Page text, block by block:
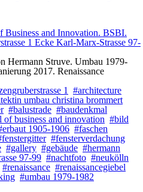
and Innovation. BSBI.
1 Ecke Karl-Marx-Strasse 97-
Hermann Struve. Umbau 1979-
2017. Renaissance
1
#architecture
umbau christina brommert
#balustrade #baudenkmal
of business and innovation #bild
1905-1906 #faschen
#fensterverdachung
#gallery #gebäude #hermann
97-99 #nachtfoto #neukölln
#renaissance #renaissancegiebel
#umbau 1979-1982